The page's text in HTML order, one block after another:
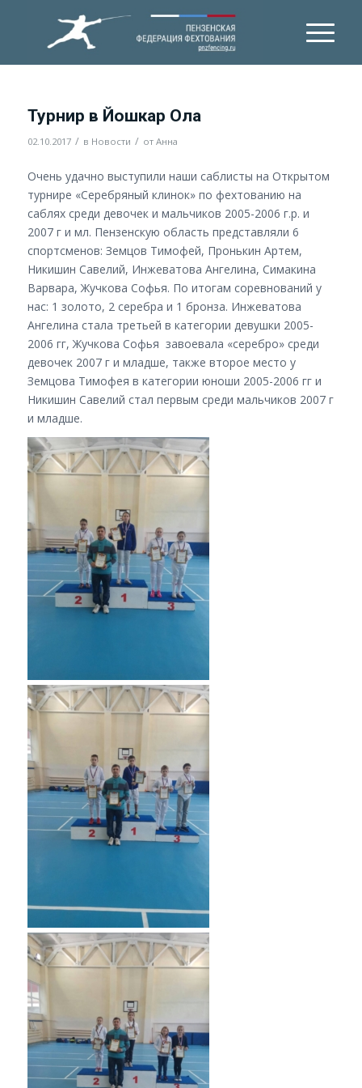
Турнир в Йошкар Ола
02.10.2017 / в Новости / от Анна
Очень удачно выступили наши саблисты на Открытом
турнире «Серебряный клинок» по фехтованию на
саблях среди девочек и мальчиков 2005-2006 г.р. и
2007 г и мл. Пензенскую область представляли 6
спортсменов: Земцов Тимофей, Пронькин Артем,
Никишин Савелий, Инжеватова Ангелина, Симакина
Варвара, Жучкова Софья. По итогам соревнований у
нас: 1 золото, 2 серебра и 1 бронза. Инжеватова
Ангелина стала третьей в категории девушки 2005-
2006 гг, Жучкова Софья завоевала «серебро» среди
девочек 2007 г и младше, также второе место у
Земцова Тимофея в категории юноши 2005-2006 гг и
Никишин Савелий стал первым среди мальчиков 2007 г
и младше.